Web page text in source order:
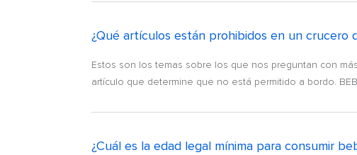
¿Qué artículos están prohibidos en un crucero
Estos son los temas sobre los que nos preguntan con
artículo que determine que no está permitido a bordo.
¿Cuál es la edad legal mínima para consumir